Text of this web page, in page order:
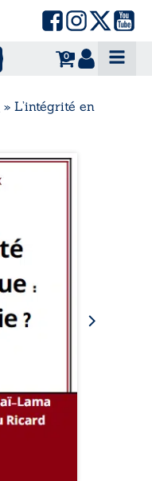
0
» L’intégrité en